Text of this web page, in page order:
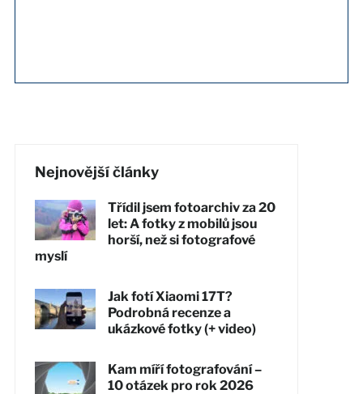
Nejnovější články
Třídil jsem fotoarchiv za 20
let: A fotky z mobilů jsou
horší, než si fotografové
myslí
Jak fotí Xiaomi 17T?
Podrobná recenze a
ukázkové fotky (+ video)
Kam míří fotografování –
10 otázek pro rok 2026